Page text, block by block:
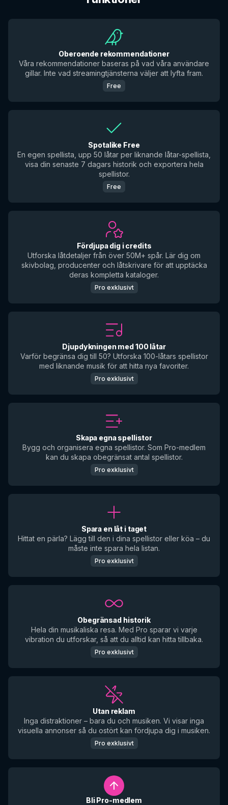
Oberoende rekommendationer
Våra rekommendationer baseras på vad våra användare
gillar. Inte vad streamingtjänsterna väljer att lyfta fram.
Free
Spotalike Free
En egen spellista, upp 50 låtar per liknande låtar-spellista,
visa din senaste 7 dagars historik och exportera hela
spellistor.
Free
Fördjupa dig i credits
Utforska låtdetaljer från över 50M+ spår. Lär dig om
skivbolag, producenter och låtskrivare för att upptäcka
deras kompletta kataloger.
Pro exklusivt
Djupdykningen med 100 låtar
Varför begränsa dig till 50? Utforska 100-låtars spellistor
med liknande musik för att hitta nya favoriter.
Pro exklusivt
Skapa egna spellistor
Bygg och organisera egna spellistor. Som Pro-medlem
kan du skapa obegränsat antal spellistor.
Pro exklusivt
Spara en låt i taget
Hittat en pärla? Lägg till den i dina spellistor eller köa – du
måste inte spara hela listan.
Pro exklusivt
Obegränsad historik
Hela din musikaliska resa. Med Pro sparar vi varje
vibration du utforskar, så att du alltid kan hitta tillbaka.
Pro exklusivt
Utan reklam
Inga distraktioner – bara du och musiken. Vi visar inga
visuella annonser så du ostört kan fördjupa dig i musiken.
Pro exklusivt
Bli Pro-medlem